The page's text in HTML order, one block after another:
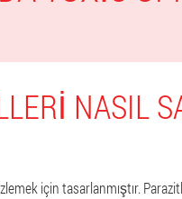
NASIL
için tasarlanmıştır.